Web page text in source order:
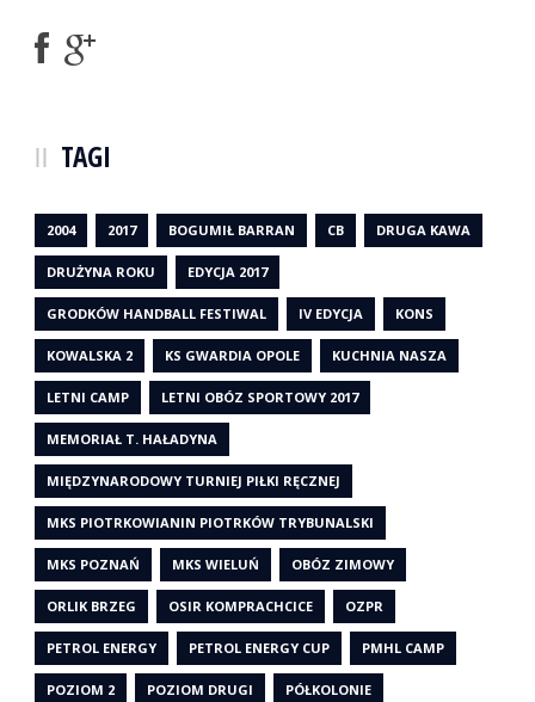
TAGI
2004 2017 BOGUMIŁ BARRAN CB DRUGA KAWA
DRUŻYNA ROKU EDYCJA 2017
GRODKÓW HANDBALL FESTIWAL IV EDYCJA KONS
KOWALSKA 2 KS GWARDIA OPOLE KUCHNIA NASZA
LETNI CAMP LETNI OBÓZ SPORTOWY 2017
MEMORIAŁ T. HAŁADYNA
MIĘDZYNARODOWY TURNIEJ PIŁKI RĘCZNEJ
MKS PIOTRKOWIANIN PIOTRKÓW TRYBUNALSKI
MKS POZNAŃ MKS WIELUŃ OBÓZ ZIMOWY
ORLIK BRZEG OSIR KOMPRACHCICE OZPR
PETROL ENERGY PETROL ENERGY CUP PMHL CAMP
POZIOM 2 POZIOM DRUGI PÓŁKOLONIE